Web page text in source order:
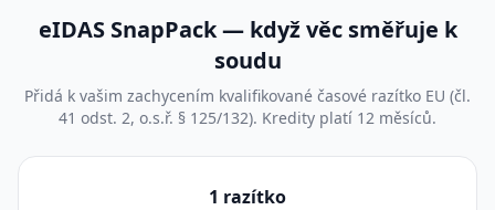
eIDAS SnapPack — když věc směřuje k
soudu
Přidá k vašim zachycením kvalifikované časové razítko EU (čl.
41 odst. 2, o.s.ř. § 125/132). Kredity platí 12 měsíců.
1 razítko